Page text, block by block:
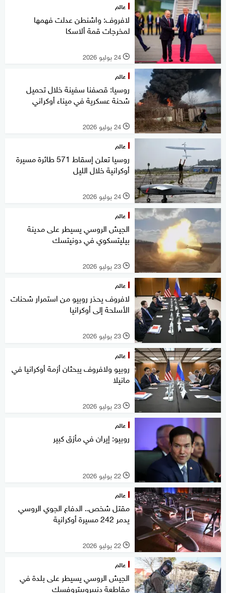
عالم
لافروف: واشنطن عدلت فهمها
لمخرجات قمة ألاسكا
l 24 يوليو 2026
عالم
روسيا: قصفنا سفينة خلال تحميل
شحنة عسكرية في ميناء أوكراني
l 24 يوليو 2026
عالم
روسيا تعلن إسقاط 571 طائرة مسيرة
أوكرانية خلال الليل
l 24 يوليو 2026
عالم
الجيش الروسي يسيطر على مدينة
بيليتسكوي في دونيتسك
l 23 يوليو 2026
عالم
لافروف يحذر روبيو من استمرار شحنات
الأسلحة إلى أوكرانيا
l 23 يوليو 2026
عالم
روبيو ولافروف يبحثان أزمة أوكرانيا في
مانيلا
l 23 يوليو 2026
عالم
روبيو: إيران في مأزق كبير
l 22 يوليو 2026
عالم
مقتل شخص.. الدفاع الجوي الروسي
يدمر 242 مسيرة أوكرانية
l 22 يوليو 2026
عالم
الجيش الروسي يسيطر على بلدة في
مقاطعة دنيبروبيتروفسك